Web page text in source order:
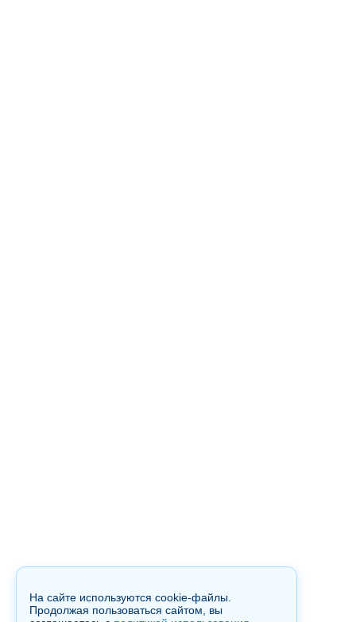
На сайте используются cookie-файлы.
Продолжая пользоваться сайтом, вы